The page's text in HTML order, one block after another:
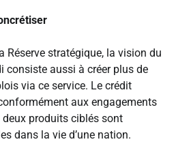
Réserve stratégique, la vision du
consiste aussi à créer plus de
via ce service. Le crédit
aux engagements
deux produits ciblés sont
dans la vie d’une nation.